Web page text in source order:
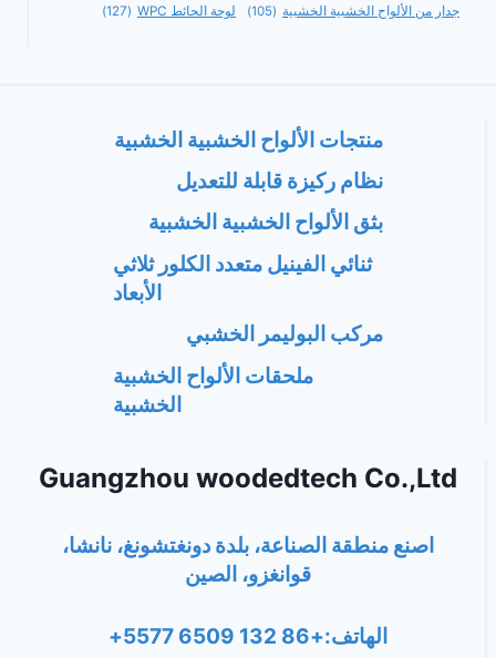
جدار من الألواح الخشبية الخشبية (105) لوحة الحائط WPC (127)
منتجات الألواح الخشبية الخشبية
نظام ركيزة قابلة للتعديل
بثق الألواح الخشبية الخشبية
ثنائي الفينيل متعدد الكلور ثلاثي
الأبعاد
مركب البوليمر الخشبي
ملحقات الألواح الخشبية
الخشبية
Guangzhou woodedtech Co.,Ltd
اصنع منطقة الصناعة، بلدة دونغتشونغ، نانشا،
قوانغزو، الصين
الهاتف:+86 132 6509 5577+